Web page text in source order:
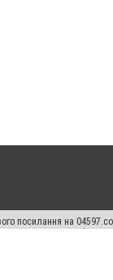
посилання на
прав